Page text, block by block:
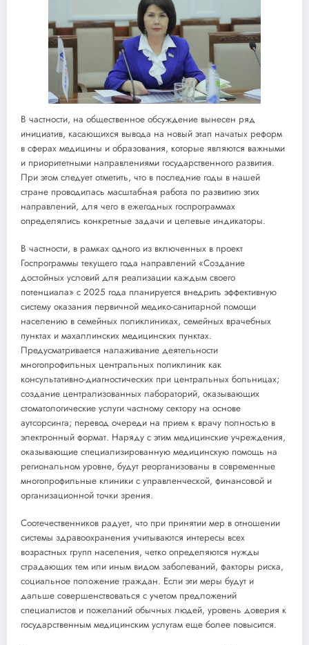
В частности, на общественное обсуждение вынесен ряд
инициатив, касающихся вывода на новый этап начатых реформ
в сферах медицины и образования, которые являются важными
и приоритетными направлениями государственного развития.
При этом следует отметить, что в последние годы в нашей
стране проводилась масштабная работа по развитию этих
направлений, для чего в ежегодных госпрограммах
определялись конкретные задачи и целевые индикаторы.
В частности, в рамках одного из включенных в проект
Госпрограммы текущего года направлений «Создание
достойных условий для реализации каждым своего
потенциала» с 2025 года планируется внедрить эффективную
систему оказания первичной медико-санитарной помощи
населению в семейных поликлиниках, семейных врачебных
пунктах и махаллинских медицинских пунктах.
Предусматривается налаживание деятельности
многопрофильных центральных поликлиник как
консультативно-диагностических при центральных больницах;
создание централизованных лабораторий, оказывающих
стоматологические услуги частному сектору на основе
аутсорсинга; перевод очереди на прием к врачу полностью в
электронный формат. Наряду с этим медицинские учреждения,
оказывающие специализированную медицинскую помощь на
региональном уровне, будут реорганизованы в современные
многопрофильные клиники с управленческой, финансовой и
организационной точки зрения.
Соотечественников радует, что при принятии мер в отношении
системы здравоохранения учитываются интересы всех
возрастных групп населения, четко определяются нужды
страдающих тем или иным видом заболеваний, факторы риска,
социальное положение граждан. Если эти меры будут и
дальше совершенствоваться с учетом предложений
специалистов и пожеланий обычных людей, уровень доверия к
государственным медицинским услугам еще более повысится.